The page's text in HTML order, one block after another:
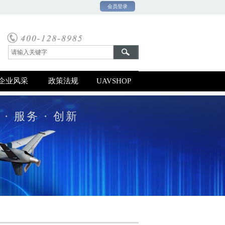
会员登录
业风采 政策法规 UAVSHOP
服务 · 创新